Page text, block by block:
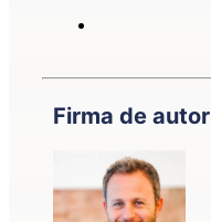
Firma de autor